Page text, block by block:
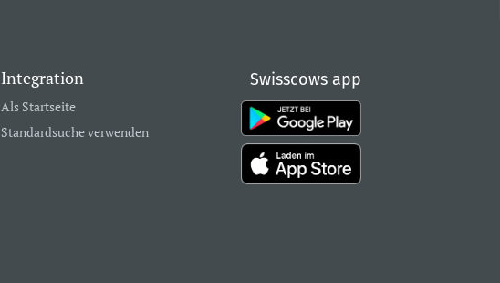
Integration
Als Startseite
Standardsuche verwenden
Swisscows app